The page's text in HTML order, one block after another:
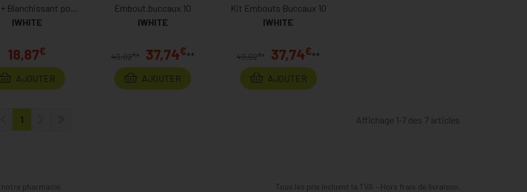
Blanchissant pour
les Dents 30ml
IWHITE
18,87€
AJOUTER
Embout.buccaux 10
IWHITE
40,02€ * 37,74€**
AJOUTER
Kit Embouts Buccaux 10
IWHITE
40,02€* 37,74€**
AJOUTER
Affichage 1-7 des 7 articles
1
pharmacie.
Tous les prix incluent la TVA – Hors frais de livraison.